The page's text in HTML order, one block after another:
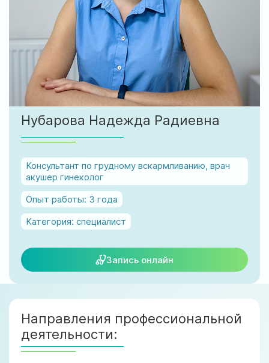
Акции
0
Новости Отзывы
Расположение:
ул. Соборная, 128/1, г. Ирпень
Сб: 8:00-18:00
Вс: 9:00-17:00
official@test.test.vesta-med.com
Мы в соц. сетях
Нубарова Надежда Радиевна
Консультант по грудному вскармливанию, врач
акушер гинеколог
Опыт работы: 3 года
Категория: специалист
Запись онлайн
Направления профессиональной
деятельности: